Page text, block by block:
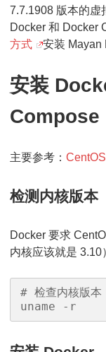
7.7.1908 版本的虚
Docker 和 Docker
方式
安装 Mayan
安装
Compose
主要参考：
检测内核版本
Docker 要求
内核应该就是 3.10
# 检查内核版本
uname -r